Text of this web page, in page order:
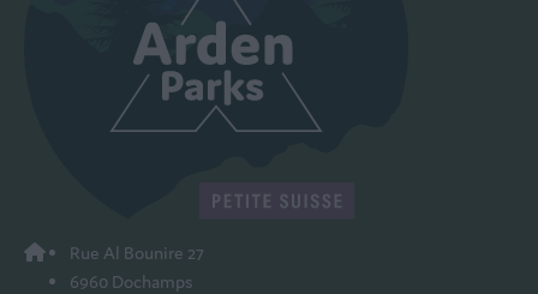
Rue Al Bounire 27
6960 Dochamps